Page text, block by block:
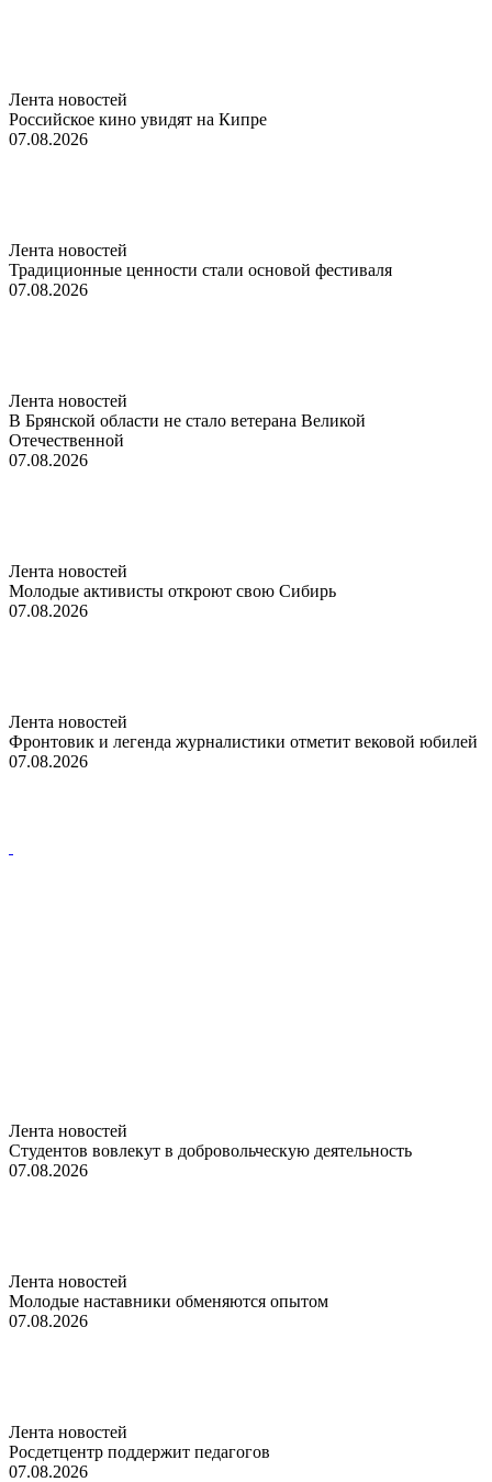
Лента новостей
Российское кино увидят на Кипре
07.08.2026
Лента новостей
Традиционные ценности стали основой фестиваля
07.08.2026
Лента новостей
В Брянской области не стало ветерана Великой
Отечественной
07.08.2026
Лента новостей
Молодые активисты откроют свою Сибирь
07.08.2026
Лента новостей
Фронтовик и легенда журналистики отметит вековой юбилей
07.08.2026
Лента новостей
Студентов вовлекут в добровольческую деятельность
07.08.2026
Лента новостей
Молодые наставники обменяются опытом
07.08.2026
Лента новостей
Росдетцентр поддержит педагогов
07.08.2026